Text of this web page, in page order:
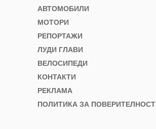
АВТОМОБИЛИ
МОТОРИ
РЕПОРТАЖИ
ЛУДИ ГЛАВИ
ВЕЛОСИПЕДИ
КОНТАКТИ
РЕКЛАМА
ПОЛИТИКА ЗА ПОВЕРИТЕЛНОСТ